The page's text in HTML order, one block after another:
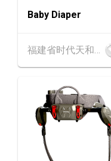
动触达全球
1-5
香港
国际名表
SEP
香港
香港贸发局
心)
香港国际
Baby Diaper